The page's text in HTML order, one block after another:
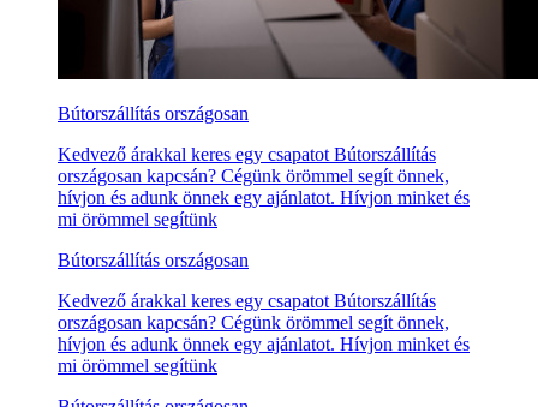
Bútorszállítás országosan
Kedvező árakkal keres egy csapatot Bútorszállítás
országosan kapcsán? Cégünk örömmel segít önnek,
hívjon és adunk önnek egy ajánlatot. Hívjon minket és
mi örömmel segítünk
Bútorszállítás országosan
Kedvező árakkal keres egy csapatot Bútorszállítás
országosan kapcsán? Cégünk örömmel segít önnek,
hívjon és adunk önnek egy ajánlatot. Hívjon minket és
mi örömmel segítünk